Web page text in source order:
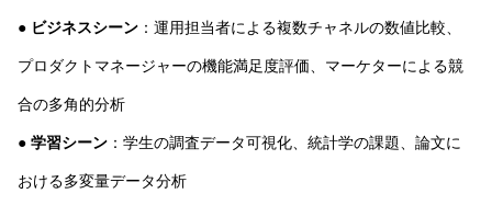
● ビジネスシーン ：運用担当者による複数チャネルの数値比較、
プロダクトマネージャーの機能満足度評価、マーケターによる競
合の多角的分析
● 学習シーン ：学生の調査データ可視化、統計学の課題、論文に
おける多変量データ分析